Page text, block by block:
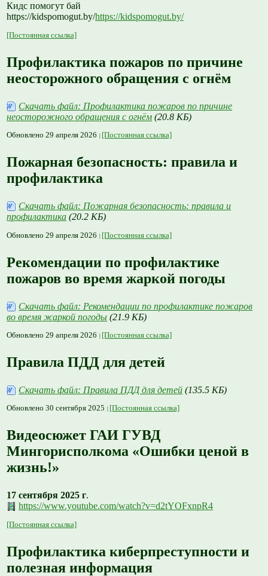
Кидс помогут бай
https://kidspomogut.by/https://kidspomogut.by/
[Постоянная ссылка]
Профилактика пожаров по причине
неосторожного обращения с огнём
Скачать файл: Профилактика пожаров по причине
неосторожного обращения с огнём (20.8 КБ)
Обновлено 29 апреля 2026 [Постоянная ссылка]
Пожарная безопасность: правила и
профилактика
Скачать файл: Пожарная безопасность: правила и
профилактика (20.2 КБ)
Обновлено 29 апреля 2026 [Постоянная ссылка]
Рекомендации по профилактике
пожаров во время жаркой погоды
Скачать файл: Рекомендации по профилактике пожаров
во время жаркой погоды (21.9 КБ)
Обновлено 29 апреля 2026 [Постоянная ссылка]
Правила ПДД для детей
Скачать файл: Правила ПДД для детей (135.5 КБ)
Обновлено 30 сентября 2025 [Постоянная ссылка]
Видеосюжет ГАИ ГУВД
Мингорисполкома «Ошибки ценой в
жизнь!»
17 сентября 2025 г.
https://www.youtube.com/watch?v=d2tYOFxnpR4
[Постоянная ссылка]
Профилактика киберпреступности и
полезная информация